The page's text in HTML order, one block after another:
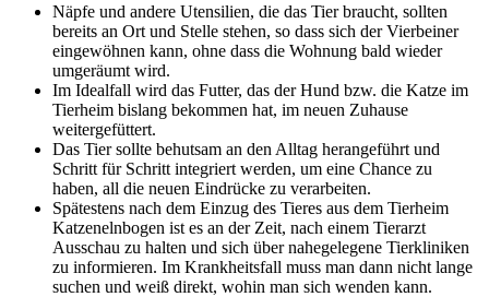
Näpfe und andere Utensilien, die das Tier braucht, sollten
bereits an Ort und Stelle stehen, so dass sich der Vierbeiner
eingewöhnen kann, ohne dass die Wohnung bald wieder
umgeräumt wird.
Im Idealfall wird das Futter, das der Hund bzw. die Katze im
Tierheim bislang bekommen hat, im neuen Zuhause
weitergefüttert.
Das Tier sollte behutsam an den Alltag herangeführt und
Schritt für Schritt integriert werden, um eine Chance zu
haben, all die neuen Eindrücke zu verarbeiten.
Spätestens nach dem Einzug des Tieres aus dem Tierheim
Katzenelnbogen ist es an der Zeit, nach einem Tierarzt
Ausschau zu halten und sich über nahegelegene Tierkliniken
zu informieren. Im Krankheitsfall muss man dann nicht lange
suchen und weiß direkt, wohin man sich wenden kann.